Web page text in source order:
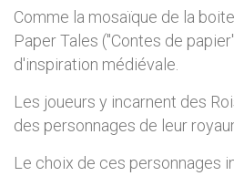
Comme la mosaïque de la
Paper Tales ("Contes de
d'inspiration médiévale.
Les joueurs y incarnent des
des personnages de leur
Le choix de ces personnages